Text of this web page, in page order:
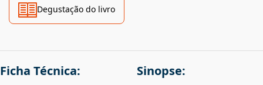
Degustação do livro
Ficha Técnica: Sinopse: